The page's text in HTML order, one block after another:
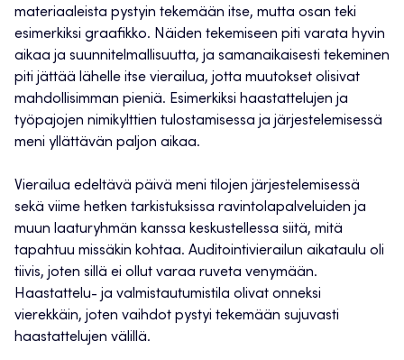
materiaaleista pystyin tekemään itse, mutta osan teki
esimerkiksi graafikko. Näiden tekemiseen piti varata hyvin
aikaa ja suunnitelmallisuutta, ja samanaikaisesti tekeminen
piti jättää lähelle itse vierailua, jotta muutokset olisivat
mahdollisimman pieniä. Esimerkiksi haastattelujen ja
työpajojen nimikylttien tulostamisessa ja järjestelemisessä
meni yllättävän paljon aikaa.
Vierailua edeltävä päivä meni tilojen järjestelemisessä
sekä viime hetken tarkistuksissa ravintolapalveluiden ja
muun laaturyhmän kanssa keskustellessa siitä, mitä
tapahtuu missäkin kohtaa. Auditointivierailun aikataulu oli
tiivis, joten sillä ei ollut varaa ruveta venymään.
Haastattelu- ja valmistautumistila olivat onneksi
vierekkäin, joten vaihdot pystyi tekemään sujuvasti
haastattelujen välillä.